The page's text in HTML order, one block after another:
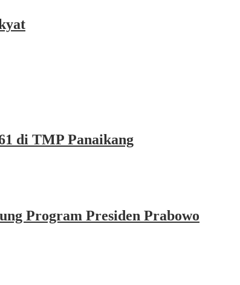
di TMP Panaikang
Program Presiden Prabowo